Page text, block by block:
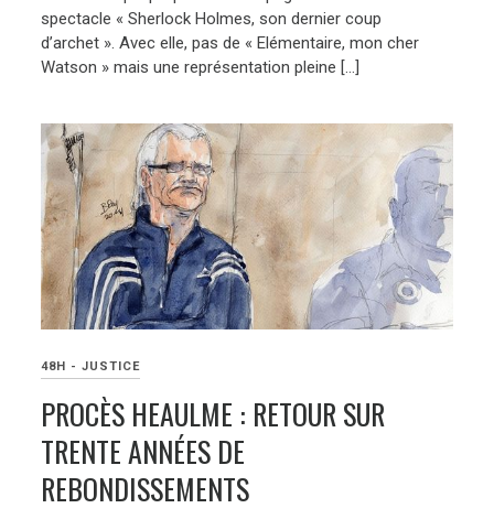
spectacle « Sherlock Holmes, son dernier coup
d’archet ». Avec elle, pas de « Elémentaire, mon cher
Watson » mais une représentation pleine […]
48H - JUSTICE
PROCÈS HEAULME : RETOUR SUR
TRENTE ANNÉES DE
REBONDISSEMENTS